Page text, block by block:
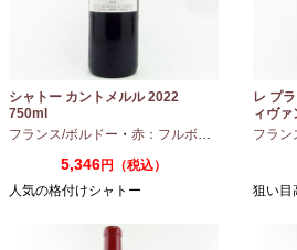
シャトー カントメルル 2022
750ml
フランス/ボルドー ・ 赤：フルボディ カベルネ
5,346円（税込）
人気の格付けシャトー
レ プ
ィヴァ
フラン
狙い目